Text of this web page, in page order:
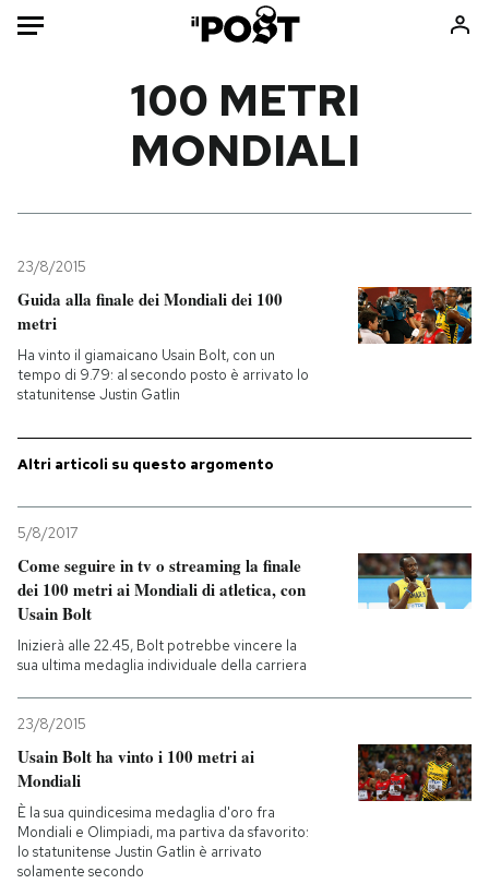
Mondo
Tecnologia
Internet
Cultura
Economia
Sport
Libri
Ok Boomer!
Europa
Mondiali calcio 2026
PODCAST
NEWSLETTER
I MIEI PREFERITI
SHOP
CALENDARIO
100 METRI
MONDIALI
23/8/2015
Guida alla finale dei Mondiali dei 100
metri
Ha vinto il giamaicano Usain Bolt, con un
tempo di 9.79: al secondo posto è arrivato lo
statunitense Justin Gatlin
Altri articoli su questo argomento
5/8/2017
Come seguire in tv o streaming la finale
dei 100 metri ai Mondiali di atletica, con
Usain Bolt
Inizierà alle 22.45, Bolt potrebbe vincere la
sua ultima medaglia individuale della carriera
23/8/2015
Usain Bolt ha vinto i 100 metri ai
Mondiali
È la sua quindicesima medaglia d'oro fra
Mondiali e Olimpiadi, ma partiva da sfavorito:
lo statunitense Justin Gatlin è arrivato
solamente secondo